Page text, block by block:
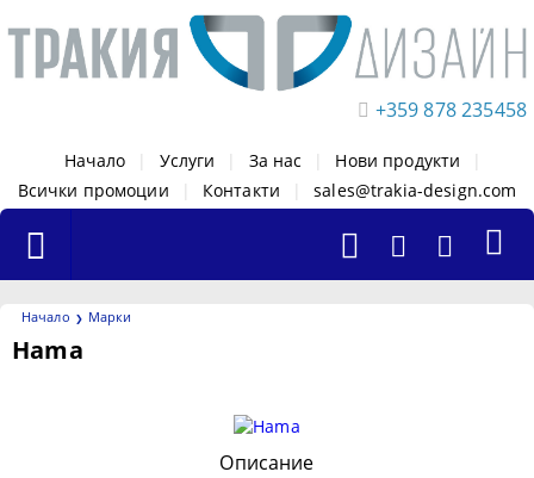
+359 878 235458
Начало Услуги За нас Нови продукти
Всички промоции
Контакти sales@trakia-design.com
Начало Марки
Hama
Описание